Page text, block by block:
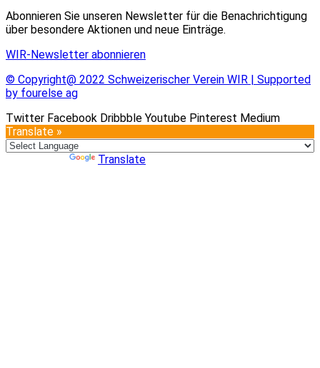
Abonnieren Sie unseren Newsletter für die Benachrichtigung
über besondere Aktionen und neue Einträge.
WIR-Newsletter abonnieren
© Copyright@ 2022 Schweizerischer Verein WIR | Supported
by fourelse ag
Twitter Facebook Dribbble Youtube Pinterest Medium
Translate »
Translate